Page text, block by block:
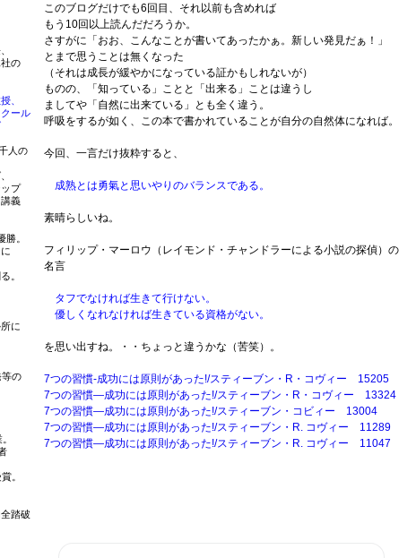
社の
、
ール
人の
プ
義
。
。
に
等の
。
踏破
このブログだけでも6回目、それ以前も含めれば
もう10回以上読んだだろうか。
さすがに「おお、こんなことが書いてあったかぁ。新しい発見だぁ！」
とまで思うことは無くなった
（それは成長が緩やかになっている証かもしれないが）
ものの、「知っている」ことと「出来る」ことは違うし
ましてや「自然に出来ている」とも全く違う。
呼吸をするが如く、この本で書かれていることが自分の自然体になれば。
今回、一言だけ抜粋すると、
成熟とは勇氣と思いやりのバランスである。
素晴らしいね。
フィリップ・マーロウ（レイモンド・チャンドラーによる小説の探偵）の
名言
タフでなければ生きて行けない。
優しくなれなければ生きている資格がない。
を思い出すね。・・ちょっと違うかな（苦笑）。
7つの習慣-成功には原則があった!/スティーブン・R・コヴィー 15205
7つの習慣―成功には原則があった!/スティーブン・R・コヴィー 13324
7つの習慣―成功には原則があった!/スティーブン・コビィー 13004
7つの習慣―成功には原則があった!/スティーブン・R. コヴィー 11289
7つの習慣―成功には原則があった!/スティーブン・R. コヴィー 11047